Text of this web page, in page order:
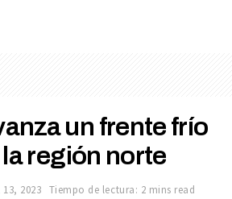
un frente frío
la región norte
2023 Tiempo de lectura: 2 mins read